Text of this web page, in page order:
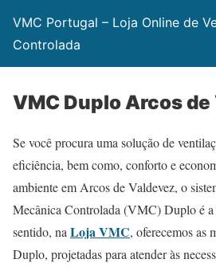
VMC Portugal – Loja Online de
Controlada
VMC Duplo Arcos
Se você procura uma solução de
eficiência, bem como, conforto e
ambiente em Arcos de Valdevez, o
Mecânica Controlada (VMC) Duplo é a
sentido, na Loja VMC, oferecemos as
Duplo, projetadas para atender às